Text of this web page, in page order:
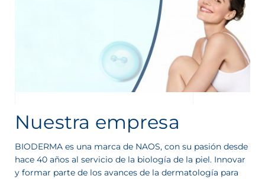
Nuestra empresa
BIODERMA es una marca de NAOS, con su pasión desde
hace 40 años al servicio de la biología de la piel. Innovar
y formar parte de los avances de la dermatología para